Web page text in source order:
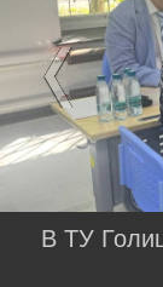
В ТУ